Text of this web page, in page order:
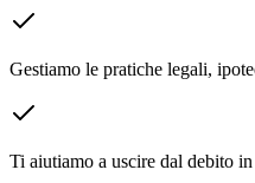
Gestiamo le pratiche legali,
Ti aiutiamo a uscire dal debito